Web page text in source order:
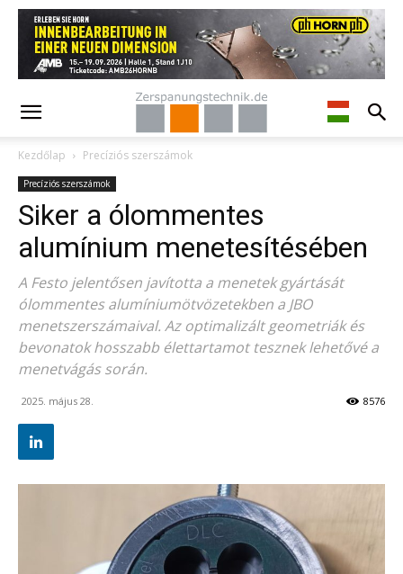
Kezdőlap Precíziós szerszámok
Precíziós szerszámok
Siker a ólommentes
alumínium menetesítésében
A Festo jelentősen javította a menetek gyártását
ólommentes alumíniumötvözetekben a JBO
menetszerszámaival. Az optimalizált geometriák és
bevonatok hosszabb élettartamot tesznek lehetővé a
menetvágás során.
2025. május 28. 8576